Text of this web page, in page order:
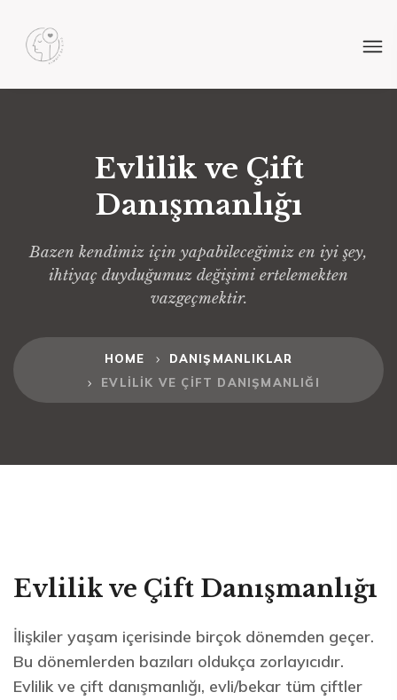
Evlilik ve Çift
Danışmanlığı
Bazen kendimiz için yapabileceğimiz en iyi şey,
ihtiyaç duyduğumuz değişimi ertelemekten
vazgeçmektir.
HOME
DANIŞMANLIKLAR
EVLILIK VE ÇIFT DANIŞMANLIĞI
Evlilik ve Çift Danışmanlığı
İlişkiler yaşam içerisinde birçok dönemden geçer.
Bu dönemlerden bazıları oldukça zorlayıcıdır.
Evlilik ve çift danışmanlığı, evli/bekar tüm çiftler